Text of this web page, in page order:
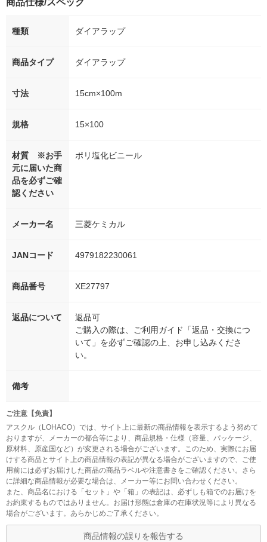
商品仕様/スペック
種類 ダイアラップ
商品タイプ ダイアラップ
寸法 15cm×100m
規格 15×100
材質 ※お手
元に届いた商
品を必ずご確
認ください
ポリ塩化ビニール
メーカー名 三菱ケミカル
JANコード 4979182230061
商品番号 XE27797
返品について
返品可
ご購入の際は、ご利用ガイド「返品・交換につ
いて」を必ずご確認の上、お申し込みくださ
い。
備考
ご注意【免責】
アスクル（LOHACO）では、サイト上に最新の商品情報を表示するよう努めて
おりますが、メーカーの都合等により、商品規格・仕様（容量、パッケージ、
原材料、原産国など）が変更される場合がございます。このため、実際にお届
けする商品とサイト上の商品情報の表記が異なる場合がございますので、ご使
用前には必ずお届けした商品の商品ラベルや注意書きをご確認ください。さら
に詳細な商品情報が必要な場合は、メーカー等にお問い合わせください。
また、商品名における「セット」や「箱」の表記は、必ずしも箱でのお届けを
お約束するものではありません。お届け形態は倉庫の在庫状況等により異なる
場合がございます。あらかじめご了承ください。
商品情報の誤りを報告する